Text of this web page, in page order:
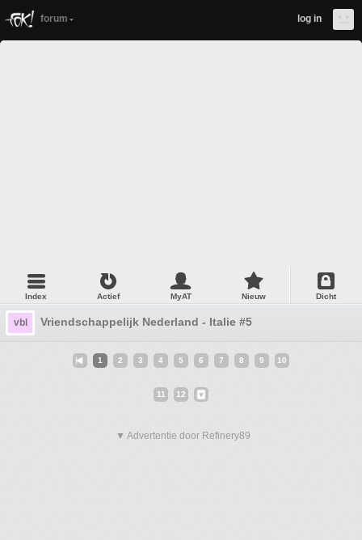
forum log in
Index Actief MyAT Nieuw Dicht
vbl Vriendschappelijk Nederland - Italie #5
1 2 3 4 5 6 7 8 9 10
11 12
▼ Advertentie door Refinery89